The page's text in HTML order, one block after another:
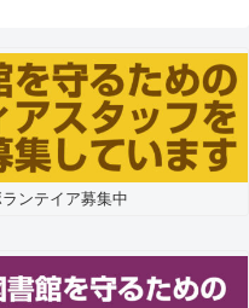
ンテイア募集中